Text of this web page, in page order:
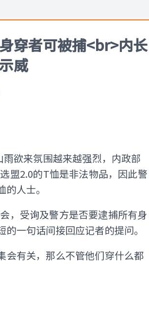
穿者可被捕<br>内
威
欲来氛围越来越强烈，内政部
盟2.0的T恤是非法物品，因此警
人士。
，受询及警方是否要逮捕所有身
一句话间接回应记者的提问。
会有关，那么不管他们穿什么都